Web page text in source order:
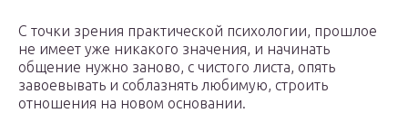
С точки зрения практической психологии, прошлое
не имеет уже никакого значения, и начинать
общение нужно заново, с чистого листа, опять
завоевывать и соблазнять любимую, строить
отношения на новом основании.